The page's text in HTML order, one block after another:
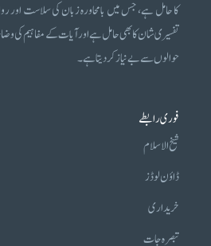
کا حامل ہے، جس میں بامحاورہ زبان کی سلاست اور
تفسیری شان کا بھی حامل ہے اور آیات کے مفاہیم کی
حوالوں سے بے نیاز کر دیتا ہے۔
فوری رابطے
شیخ الاسلام
ڈاؤن لوڈز
خریداری
تبصرہ جات